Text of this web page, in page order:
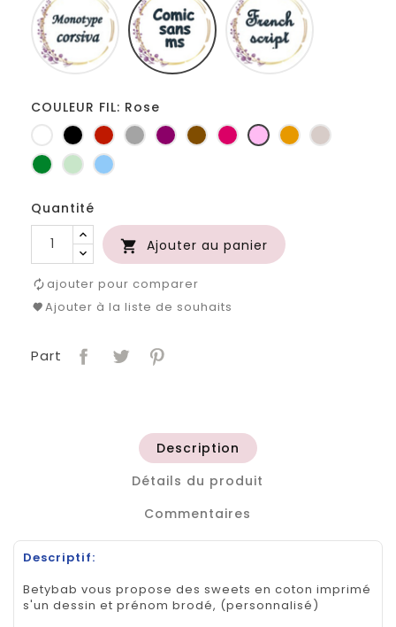
corsiva
sans
ms
COULEUR FIL: Rose
BlancNoir RougeGris
clair
PruneMarronFuchsia
RoseJaune
d'or
Ficelle
Vert
bouteille
Vert
d'eau
Bleu
Quantité
 Ajouter au panier
ajouter pour comparer
Ajouter à la liste de souhaits
Part
Description
Détails du produit
Commentaires
Descriptif:
Betybab vous propose des sweets en coton imprimé
s'un dessin et prénom brodé, (personnalisé)